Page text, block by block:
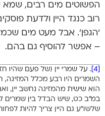
הפשוטים מים רבים, שמא
רוב כנגד היין ולדעת
‘הגפן’. אבל מעט מים
– אפשר להוסיף גם בהם.
. על שמרי יין (של פעם שהיו
השמרים היו רבע מכלל המזיגה,
הוא שישית מהמזיגה נחשב יין,
במ”ב כט, שיש הבדל בין שמרים
שלשו”ע גם היין צריך להיות